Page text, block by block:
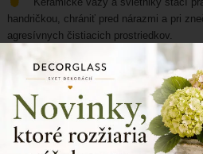
handričkou, chrániť pred nárazmi a pri
agresívnych čistiacich prostriedkov.
Prečítajte si viac
Keramika